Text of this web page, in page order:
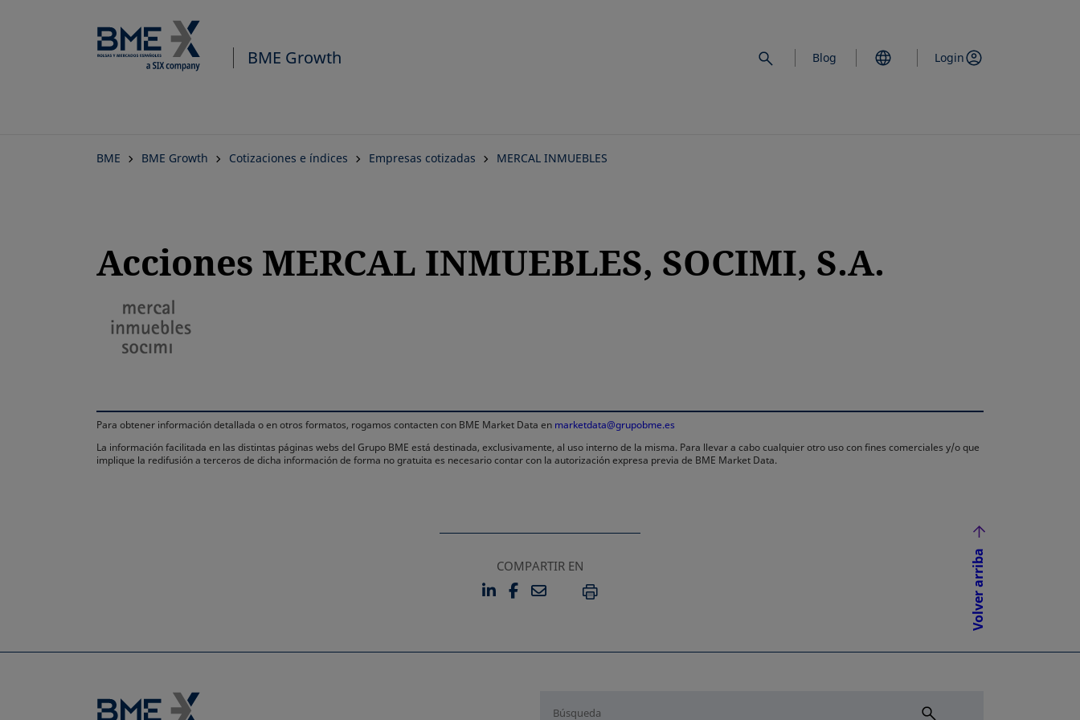
BME Growth Blog Login
BME BME Growth Cotizaciones e índices Empresas cotizadas MERCAL INMUEBLES
Acciones MERCAL INMUEBLES, SOCIMI, S.A.
Para obtener información detallada o en otros formatos, rogamos contacten con BME Market Data en marketdata@grupobme.es
La información facilitada en las distintas páginas webs del Grupo BME está destinada, exclusivamente, al uso interno de la misma. Para llevar a cabo cualquier otro uso con fines comerciales y/o que
implique la redifusión a terceros de dicha información de forma no gratuita es necesario contar con la autorización expresa previa de BME Market Data.
COMPARTIR EN
LINKEDIN
SE ABRE EN UNA PESTAÑA NUEVA
FACEBOOK
SE ABRE EN UNA PESTAÑA NUEVA
EMAILIMPRIMIR Volver arriba